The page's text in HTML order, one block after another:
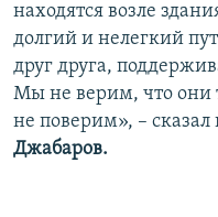
находятся возле
долгий и нелегкий
друг друга,
Мы не верим, что они
не поверим», –
Джабаров.